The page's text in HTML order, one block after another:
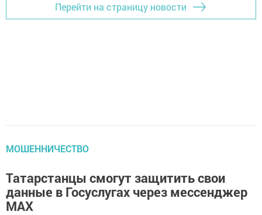
Перейти на страницу новости
МОШЕННИЧЕСТВО
Татарстанцы смогут защитить свои
данные в Госуслугах через мессенджер
MAX